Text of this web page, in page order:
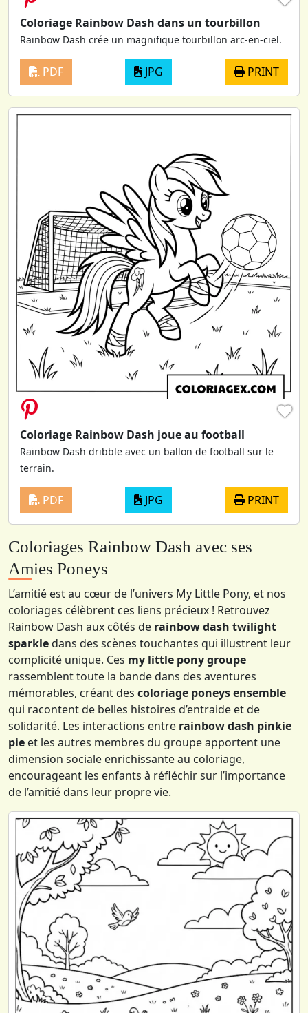
Coloriage Rainbow Dash dans un tourbillon
Rainbow Dash crée un magnifique tourbillon arc-en-ciel.
PDF JPG PRINT
♥
Coloriage Rainbow Dash joue au football
Rainbow Dash dribble avec un ballon de football sur le
terrain.
PDF JPG PRINT
Coloriages Rainbow Dash avec ses
Amies Poneys
L’amitié est au cœur de l’univers My Little Pony, et nos
coloriages célèbrent ces liens précieux ! Retrouvez
Rainbow Dash aux côtés de rainbow dash twilight
sparkledans des scènes touchantes qui illustrent leur
complicité unique. Ces my little pony groupe
rassemblent toute la bande dans des aventures
mémorables, créant des coloriage poneys ensemble
qui racontent de belles histoires d’entraide et de
solidarité. Les interactions entre rainbow dash pinkie
pie et les autres membres du groupe apportent une
dimension sociale enrichissante au coloriage,
encourageant les enfants à réfléchir sur l’importance
de l’amitié dans leur propre vie.